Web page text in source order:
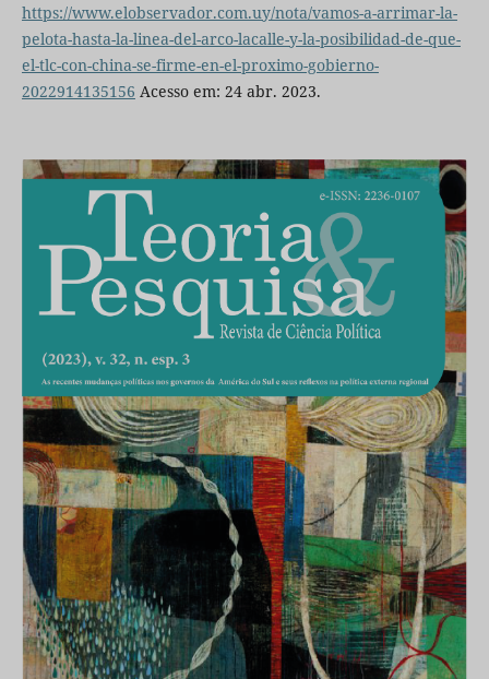
https://www.elobservador.com.uy/nota/vamos-a-arrimar-la-
pelota-hasta-la-linea-del-arco-lacalle-y-la-posibilidad-de-que-
el-tlc-con-china-se-firme-en-el-proximo-gobierno-
2022914135156 Acesso em: 24 abr. 2023.